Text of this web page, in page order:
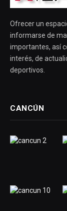
Ofrecer un
informarse de
importantes, así
interés, de
deportivos.
CANCÚN